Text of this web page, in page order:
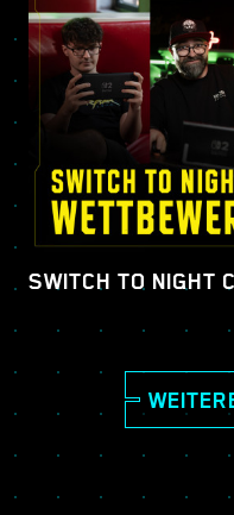
SWITCH TO NIGHT